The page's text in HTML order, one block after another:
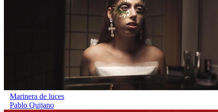
Marinera de luces
Pablo Quijano